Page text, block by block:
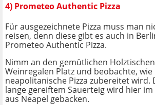
4) Prometeo Authentic Pizza
Für ausgezeichnete Pizza muss man
reisen, denn diese gibt es auch in
Prometeo Authentic Pizza.
Nimm an den gemütlichen
Weinregalen Platz und beobachte, wie
neapolitanische Pizza zubereitet wird.
lange gereiftem Sauerteig wird hier
aus Neapel gebacken.